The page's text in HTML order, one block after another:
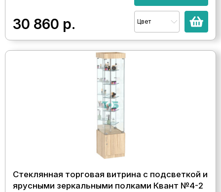
30 860 р. Цвет
Стеклянная торговая витрина с подсветкой и
ярусными зеркальными полками Квант №4-2